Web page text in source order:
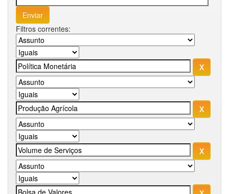
Filtros correntes: